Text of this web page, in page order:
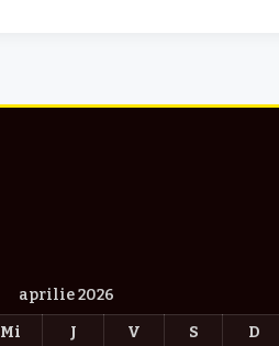
aprilie 2026
Mi J V S
D